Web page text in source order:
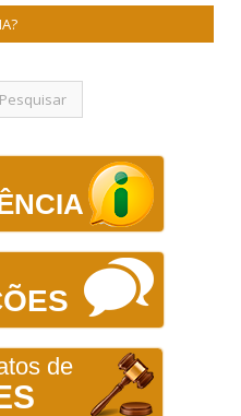
de